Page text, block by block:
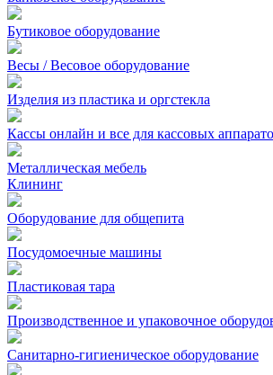
Бутиковое оборудование
Весы / Весовое оборудование
Изделия из пластика и оргстекла
Кассы онлайн и все для кассовых
Металлическая мебель
Клининг
Оборудование для общепита
Посудомоечные машины
Пластиковая тара
Производственное и упаковочное
Санитарно-гигиеническое оборудование